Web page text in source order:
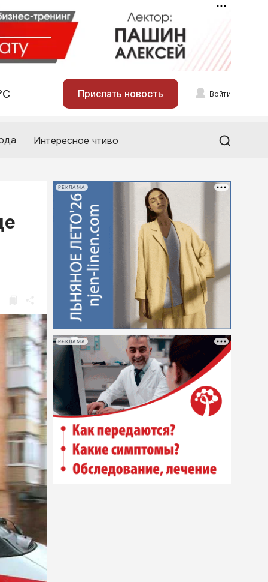
Прислать новость Войти
Интересное чтиво
РЕКЛАМА
РЕКЛАМА